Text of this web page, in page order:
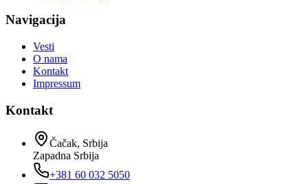
Navigacija
Vesti
O nama
Kontakt
Impressum
Kontakt
Čačak, Srbija
Zapadna Srbija
+381 60 032 5050